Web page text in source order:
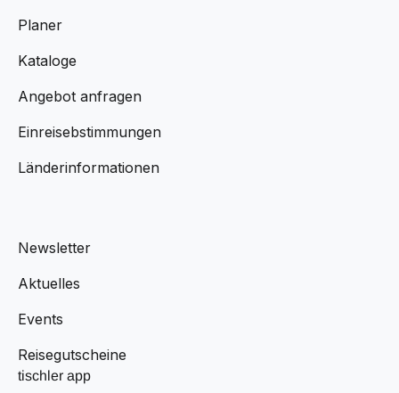
Planer
Kataloge
Angebot anfragen
Einreisebstimmungen
Länderinformationen
Newsletter
Aktuelles
Events
Reisegutscheine
tischler app